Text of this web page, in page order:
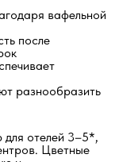
вафельной
после
разнообразить
отелей 3–5*,
Цветные